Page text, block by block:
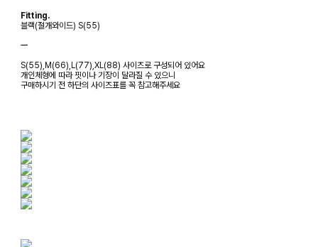
Fitting.
블랙(절개와이드) S(55)
ㅡ
S(55),M(66),L(77),XL(88) 사이즈로 구성되어 있어요
개인체형에 따라 핏이나 기장이 달라질 수 있으니
구매하시기 전 하단의 사이즈표를 꼭 참고해주세요